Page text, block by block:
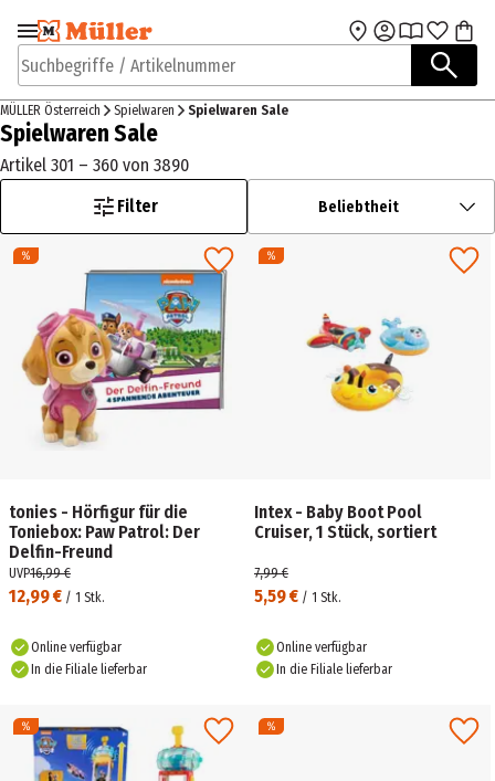
Zur Navigation
springen
Zum Hauptinhalt
Suchbegriffe / Artikelnummer
MÜLLER Österreich Spielwaren Spielwaren Sale
Spielwaren Sale
Artikel 301 – 360 von 3890
Filter
Beliebtheit
tonies - Hörfigur für die
Toniebox: Paw Patrol: Der
Delfin-Freund
12,99 € / 1 Stk.
UVP16,99 €
Online verfügbar
In die Filiale lieferbar
Intex - Baby Boot Pool
Cruiser, 1 Stück, sortiert
5,59 € / 1 Stk.
7,99 €
Online verfügbar
In die Filiale lieferbar